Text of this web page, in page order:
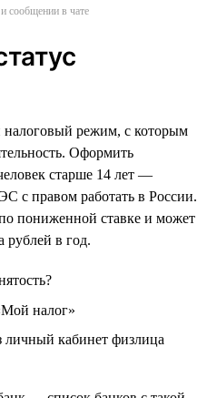
сообщении в чате
режим, с которым
Оформить
старше 14 лет —
с правом работать в России.
пониженной ставке и может
рублей в год.
налог»
кабинет физлица